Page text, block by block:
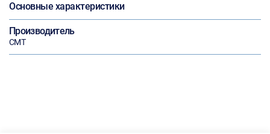
Основные характеристики
Производитель
CMT